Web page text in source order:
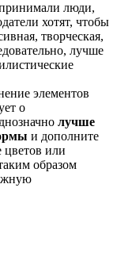
люди,
хотят, чтобы
творческая,
лучше
элементов
о
лучше
и дополните
цветов или
образом